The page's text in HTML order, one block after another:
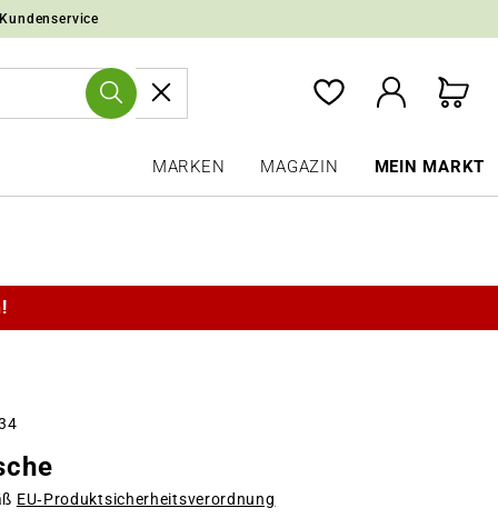
MARKEN MAGAZIN MEIN MARKT
EU‑Produktsicherheitsverordnung